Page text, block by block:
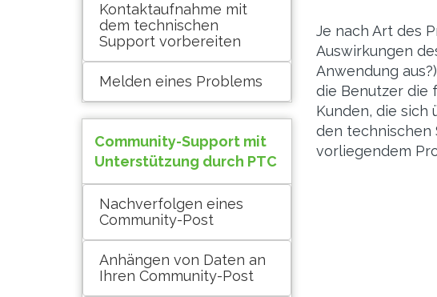
Kontaktaufnahme mit
dem technischen
Support vorbereiten
Melden eines Problems
Community-Support mit
Unterstützung durch PTC
Nachverfolgen eines
Community-Post
Anhängen von Daten an
Ihren Community-Post
Je nach Art des
Auswirkungen
Anwendung
die Benutzer die
Kunden, die sich
den technischen
vorliegendem